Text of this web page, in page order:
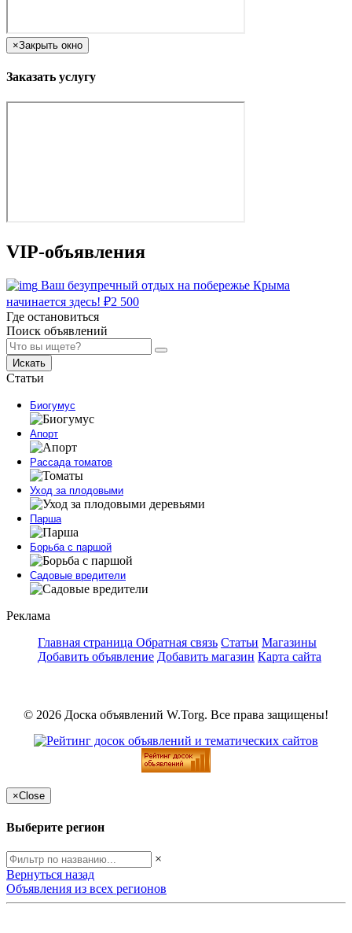
×Закрыть окно
Заказать услугу
VIP-объявления
Ваш безупречный отдых на побережье Крыма
начинается здесь! ₽2 500
Где остановиться
Поиск объявлений
Искать
Статьи
Биогумус
Апорт
Рассада томатов
Уход за плодовыми
Парша
Борьба с паршой
Садовые вредители
Реклама
Главная страница Обратная связь Статьи Магазины
Добавить объявление Добавить магазин Карта сайта
© 2026 Доска объявлений W.Torg. Все права защищены!
×Close
Выберите регион
×
Вернуться назад
Объявления из всех регионов